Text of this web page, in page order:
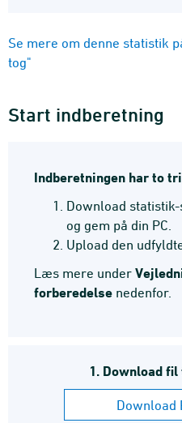
Se mere om denne statistik
tog"
Start indberetning
Indberetningen har to
Download
og gem på din PC.
Upload den
Læs mere under
forberedelse nedenfor.
1. Download
Download